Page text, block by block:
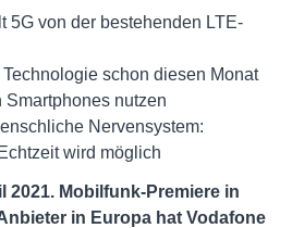
5G von der bestehenden LTE-
schon diesen Monat
Smartphones nutzen
Nervensystem:
wird möglich
2021. Mobilfunk-Premiere in
in Europa hat Vodafone